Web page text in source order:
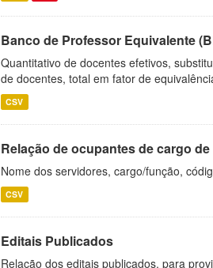
Banco de Professor Equivalente
Quantitativo de docentes efetivos,
de docentes, total em fator de
CSV
Relação de ocupantes de cargo
Nome dos servidores, cargo/função,
CSV
Editais Publicados
Relação dos editais publicados, para